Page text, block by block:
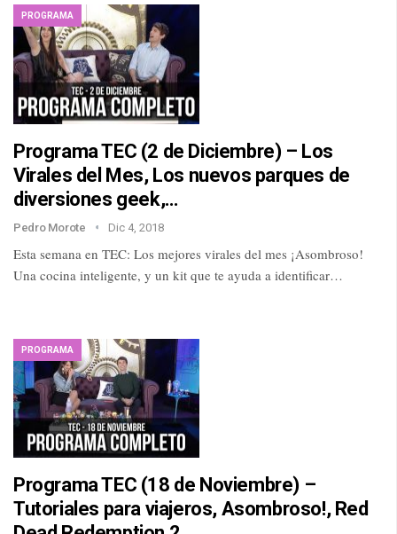
PROGRAMA
Programa TEC (2 de Diciembre) – Los
Virales del Mes, Los nuevos parques de
diversiones geek,…
Pedro Morote Dic 4, 2018
Esta semana en TEC: Los mejores virales del mes ¡Asombroso!
Una cocina inteligente, y un kit que te ayuda a identificar…
PROGRAMA
Programa TEC (18 de Noviembre) –
Tutoriales para viajeros, Asombroso!, Red